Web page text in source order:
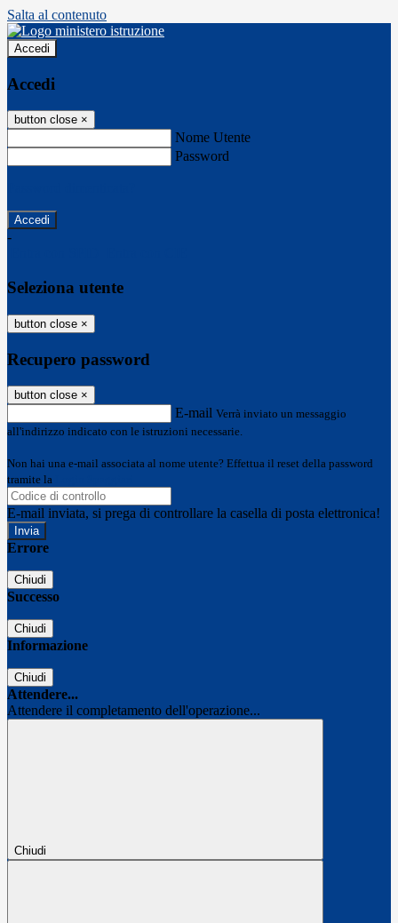
Salta al contenuto
Accedi
Accedi
button close ×
Nome Utente
Password
-
Seleziona utente
button close ×
Recupero password
button close ×
E-mail Verrà inviato un messaggio
all'indirizzo indicato con le istruzioni necessarie.
Non hai una e-mail associata al nome utente? Effettua il reset della password
tramite la
E-mail inviata, si prega di controllare la casella di posta elettronica!
Errore
Chiudi
Successo
Chiudi
Informazione
Chiudi
Attendere...
Attendere il completamento dell'operazione...
Chiudi